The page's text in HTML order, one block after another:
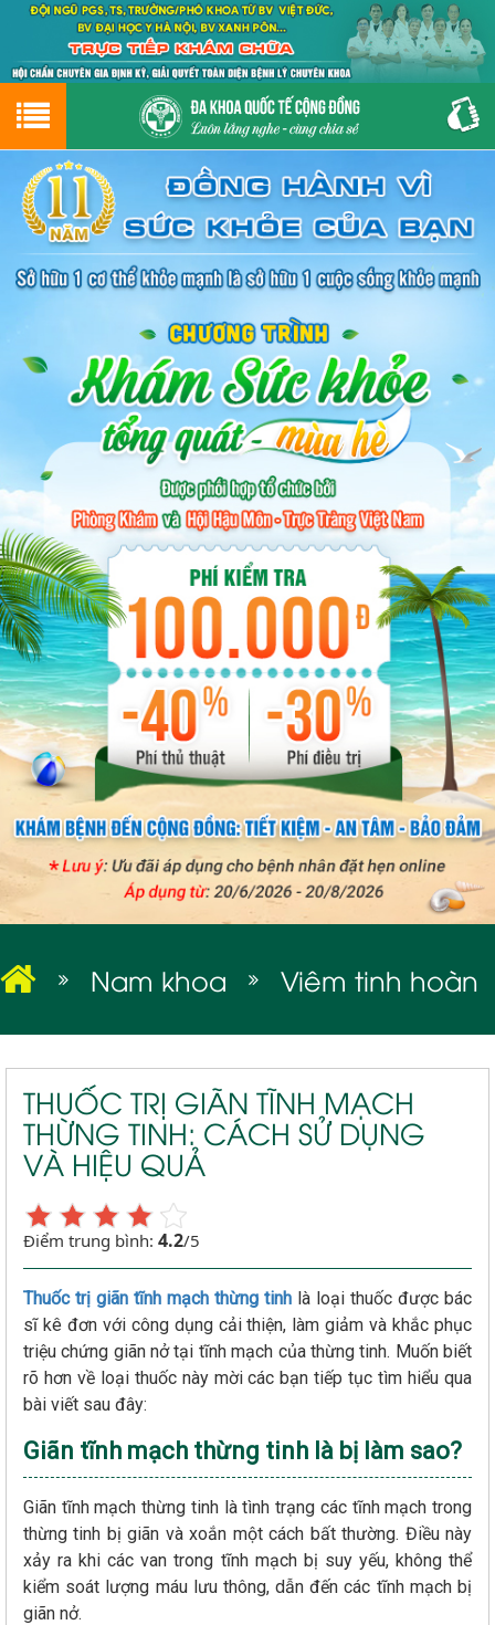
Hotline0243.9656.999tư vấn miễn phí
GIỚI THIỆU
GIỚI THIỆU VỀ PHÒNG KHÁM
CƠ SỞ VẬT CHẤT
ĐẶT HẸN LỊCH KHÁM
ĐƯỜNG TỚI PHÒNG KHÁM
PHỤ KHOA
BỆNH HẬU MÔN
BỆNH XÃ HỘI
Nam khoa Viêm tinh hoàn
THUỐC TRỊ GIÃN TĨNH MẠCH
THỪNG TINH: CÁCH SỬ DỤNG
VÀ HIỆU QUẢ
Điểm trung bình: 4.2/5
Thuốc trị giãn tĩnh mạch thừng tinh là loại thuốc được bác
sĩ kê đơn với công dụng cải thiện, làm giảm và khắc phục
triệu chứng giãn nở tại tĩnh mạch của thừng tinh. Muốn biết
rõ hơn về loại thuốc này mời các bạn tiếp tục tìm hiểu qua
bài viết sau đây:
Giãn tĩnh mạch thừng tinh là bị làm sao?
Giãn tĩnh mạch thừng tinh là tình trạng các tĩnh mạch trong
thừng tinh bị giãn và xoắn một cách bất thường. Điều này
xảy ra khi các van trong tĩnh mạch bị suy yếu, không thể
kiểm soát lượng máu lưu thông, dẫn đến các tĩnh mạch bị
giãn nở.